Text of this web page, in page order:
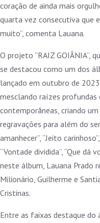
coração de ainda mais
quarta vez consecutiva que
muito”, comenta Lauana.
O projeto “RAIZ GOIÂNIA”,
se destacou como um dos
lançado em outubro de
mesclando raízes profundas
contemporâneas, criando
regravações para além do
amanhecer”, “Jeito
“Vontade dividida”, “Que dá
neste álbum, Lauana Prado
Milionário, Guilherme e
Cristinas.
Entre as faixas destaque